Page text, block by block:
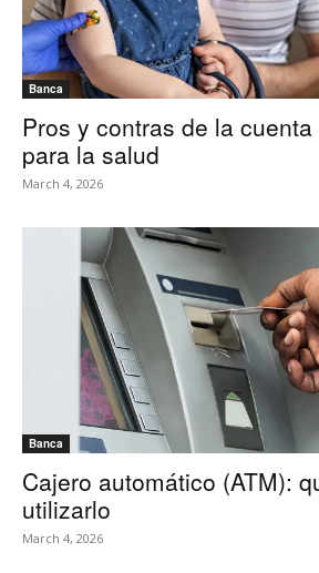
Banca
Pros y contras de la
para la salud
March 4, 2026
Banca
Cajero automático (ATM):
utilizarlo
March 4, 2026